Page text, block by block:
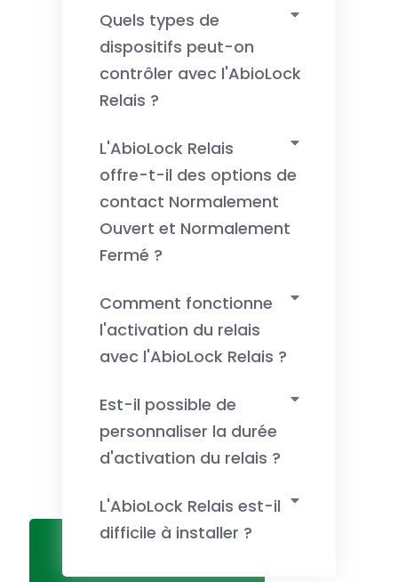
Quels types de
dispositifs peut-on
contrôler avec l'AbioLock
Relais ?
L'AbioLock Relais
offre-t-il des options de
contact Normalement
Ouvert et Normalement
Fermé ?
Comment fonctionne
l'activation du relais
avec l'AbioLock Relais ?
Est-il possible de
personnaliser la durée
d'activation du relais ?
L'AbioLock Relais est-il
difficile à installer ?